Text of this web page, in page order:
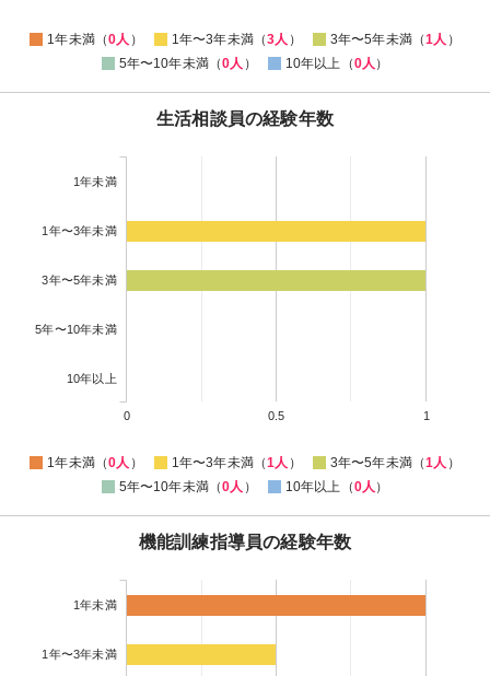
1年未満（0人 ） 1年〜3年未満（3人 ） 3年〜5年未満（1人 ）
5年〜10年未満（0人 ） 10年以上（0人 ）
生活相談員の経験年数
1年未満
1年〜3年未満
3年〜5年未満
5年〜10年未満
10年以上
0 0.5 1
1年未満（0人 ） 1年〜3年未満（1人 ） 3年〜5年未満（1人 ）
5年〜10年未満（0人 ） 10年以上（0人 ）
機能訓練指導員の経験年数
1年未満
1年〜3年未満